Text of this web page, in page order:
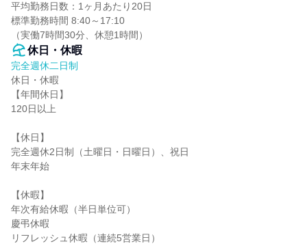
平均勤務日数：1ヶ月あたり20日
標準勤務時間 8:40～17:10
（実働7時間30分、休憩1時間）
休日・休暇
完全週休二日制
休日・休暇
【年間休日】
120日以上
【休日】
完全週休2日制（土曜日・日曜日）、祝日
年末年始
【休暇】
年次有給休暇（半日単位可）
慶弔休暇
リフレッシュ休暇（連続5営業日）